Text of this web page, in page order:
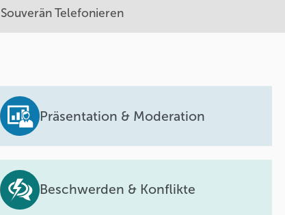
Souverän Telefonieren
Präsentation & Moderation
Beschwerden & Konflikte